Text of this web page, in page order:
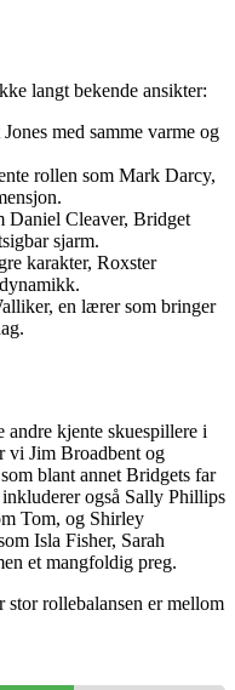
langt bekende ansikter:
med samme varme og
rollen som Mark Darcy,
Daniel Cleaver, Bridget
sjarm.
karakter, Roxster
en lærer som bringer
kjente skuespillere i
vi Jim Broadbent og
blant annet Bridgets far
også Sally Phillips
Tom, og Shirley
Isla Fisher, Sarah
et mangfoldig preg.
stor rollebalansen er mellom